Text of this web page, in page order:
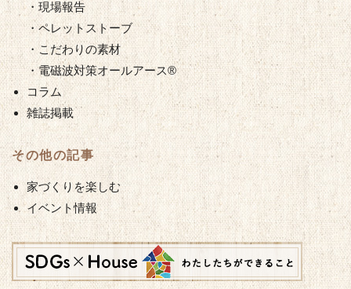
・現場報告
・ペレットストーブ
・こだわりの素材
・電磁波対策オールアース®︎
コラム
雑誌掲載
その他の記事
家づくりを楽しむ
イベント情報